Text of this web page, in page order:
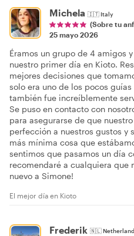
Michela 🇮🇹Italy
(Sobre tu
25 mayo 2026
Éramos un grupo de 4 amigos
nuestro primer día en Kioto.
mejores decisiones que
solo era uno de los pocos
también fue increíblemente
Se puso en contacto con
para asegurarse de que
perfección a nuestros gustos y
más mínima cosa que
sentimos que pasamos un día
recomendaré a cualquiera que
nuevo a Simone!
El mejor día en Kioto
Frederik 🇳🇱